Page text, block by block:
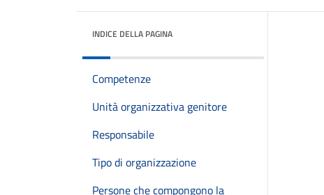
INDICE DELLA PAGINA
Competenze
Unità organizzativa genitore
Responsabile
Tipo di organizzazione
Persone che compongono la